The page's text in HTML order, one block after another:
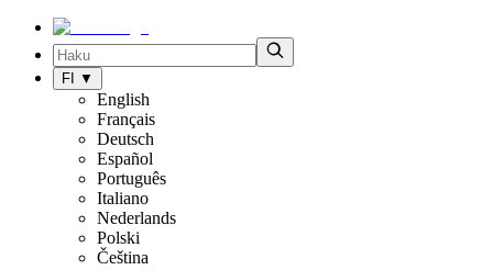
FI ▼
English
Français
Deutsch
Español
Português
Italiano
Nederlands
Polski
Čeština